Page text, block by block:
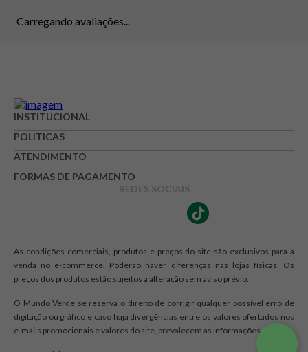
Carregando avaliações...
INSTITUCIONAL
POLITICAS
ATENDIMENTO
FORMAS DE PAGAMENTO
REDES SOCIAIS
As condições comerciais, produtos e preços do site são exclusivos para a
venda no e-commerce. Poderão haver diferenças nas lojas físicas. Os
preços dos produtos estão sujeitos a alteração sem aviso prévio.
O Mundo Verde se reserva o direito de corrigir qualquer possível erro de
digitação ou gráfico e caso haja divergências entre os valores ofertados nos
e-mails promocionais e valores do site, prevalecem as informações do site.